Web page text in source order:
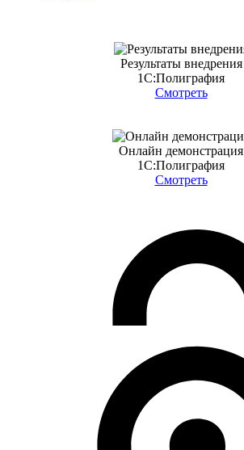
Результаты внедрения
1С:Полиграфия
Смотреть
Онлайн демонстрация
1С:Полиграфия
Смотреть